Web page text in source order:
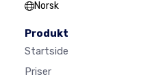
Norsk
Produkt
Startside
Priser